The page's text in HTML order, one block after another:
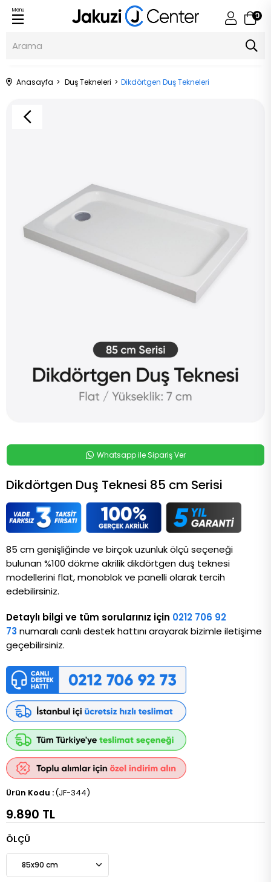
0
Menu
Anasayfa Duş Tekneleri Dikdörtgen Duş Tekneleri
Whatsapp ile Sipariş Ver
Dikdörtgen Duş Teknesi 85 cm Serisi
85 cm genişliğinde ve birçok uzunluk ölçü seçeneği
bulunan %100 dökme akrilik dikdörtgen duş teknesi
modellerini flat, monoblok ve panelli olarak tercih
edebilirsiniz.
Detaylı bilgi ve tüm sorularınız için 0212 706 92
73 numaralı canlı destek hattını arayarak bizimle iletişime
geçebilirsiniz.
(JF-344)
9.890 TL
ÖLÇÜ